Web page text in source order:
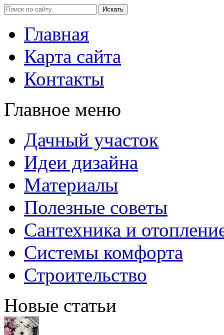
Главная
Карта сайта
Контакты
Главное меню
Дачный участок
Идеи дизайна
Материалы
Полезные советы
Сантехника и
Системы комфорта
Строительство
Новые статьи